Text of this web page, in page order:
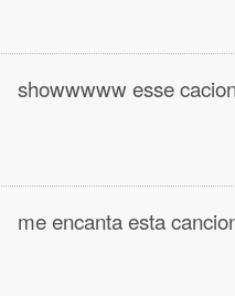
showwwww esse
me encanta esta